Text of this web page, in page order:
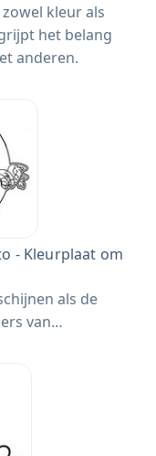
kleur als
het belang
anderen.
- Kleurplaat om
als de
van…